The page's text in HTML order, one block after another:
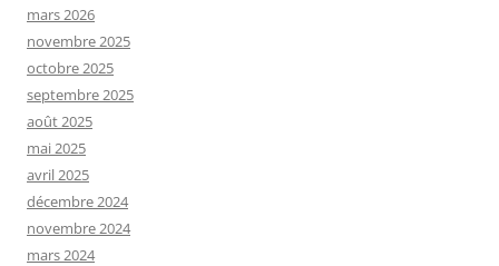
mars 2026
novembre 2025
octobre 2025
septembre 2025
août 2025
mai 2025
avril 2025
décembre 2024
novembre 2024
mars 2024